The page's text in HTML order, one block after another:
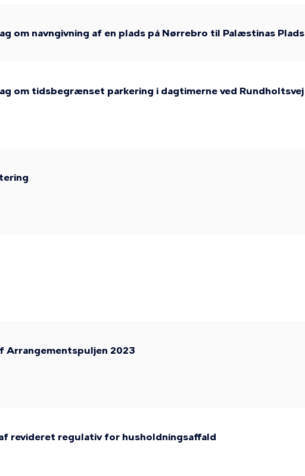
om navngivning af en plads på Nørrebro til Palæstinas Plads
om tidsbegrænset parkering i dagtimerne ved Rundholtsvej
Arrangementspuljen 2023
revideret regulativ for husholdningsaffald